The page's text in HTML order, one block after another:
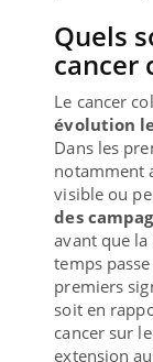
Quels
cancer
Le cancer
évolution
Dans les
notamment
visible ou
des
avant que la
temps
premiers
soit en
cancer sur
extension